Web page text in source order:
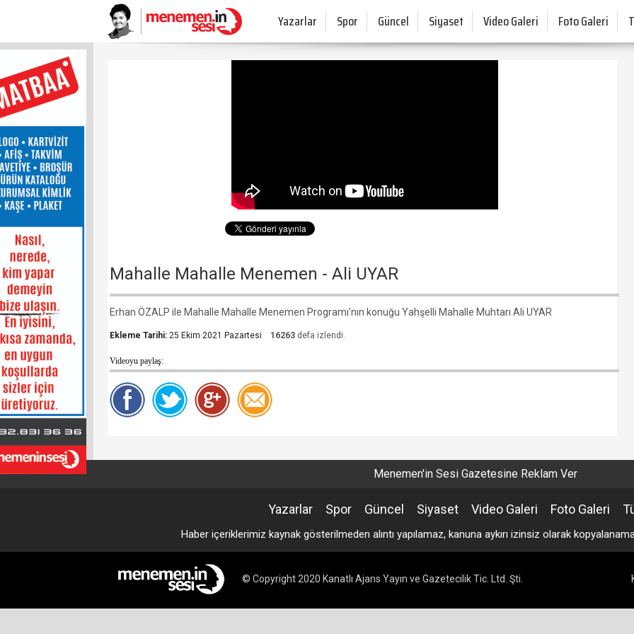
Yazarlar Spor Güncel Siyaset Video Galeri Foto Galeri
Mahalle Mahalle Menemen - Ali UYAR
Erhan ÖZALP ile Mahalle Mahalle Menemen Programı'nın konuğu Yahşelli Mahalle Muhtarı Ali UYAR
Ekleme Tarihi: 25 Ekim 2021 Pazartesi 16263 defa izlendi.
Videoyu paylaş:
Menemen'in Sesi Gazetesine Reklam Ver
Yazarlar Spor Güncel Siyaset Video Galeri Foto Galeri
Haber içeriklerimiz kaynak gösterilmeden alıntı yapılamaz, kanuna aykırı izinsiz olarak
© Copyright 2020 Kanatlı Ajans Yayın ve Gazetecilik Tic. Ltd. Şti.